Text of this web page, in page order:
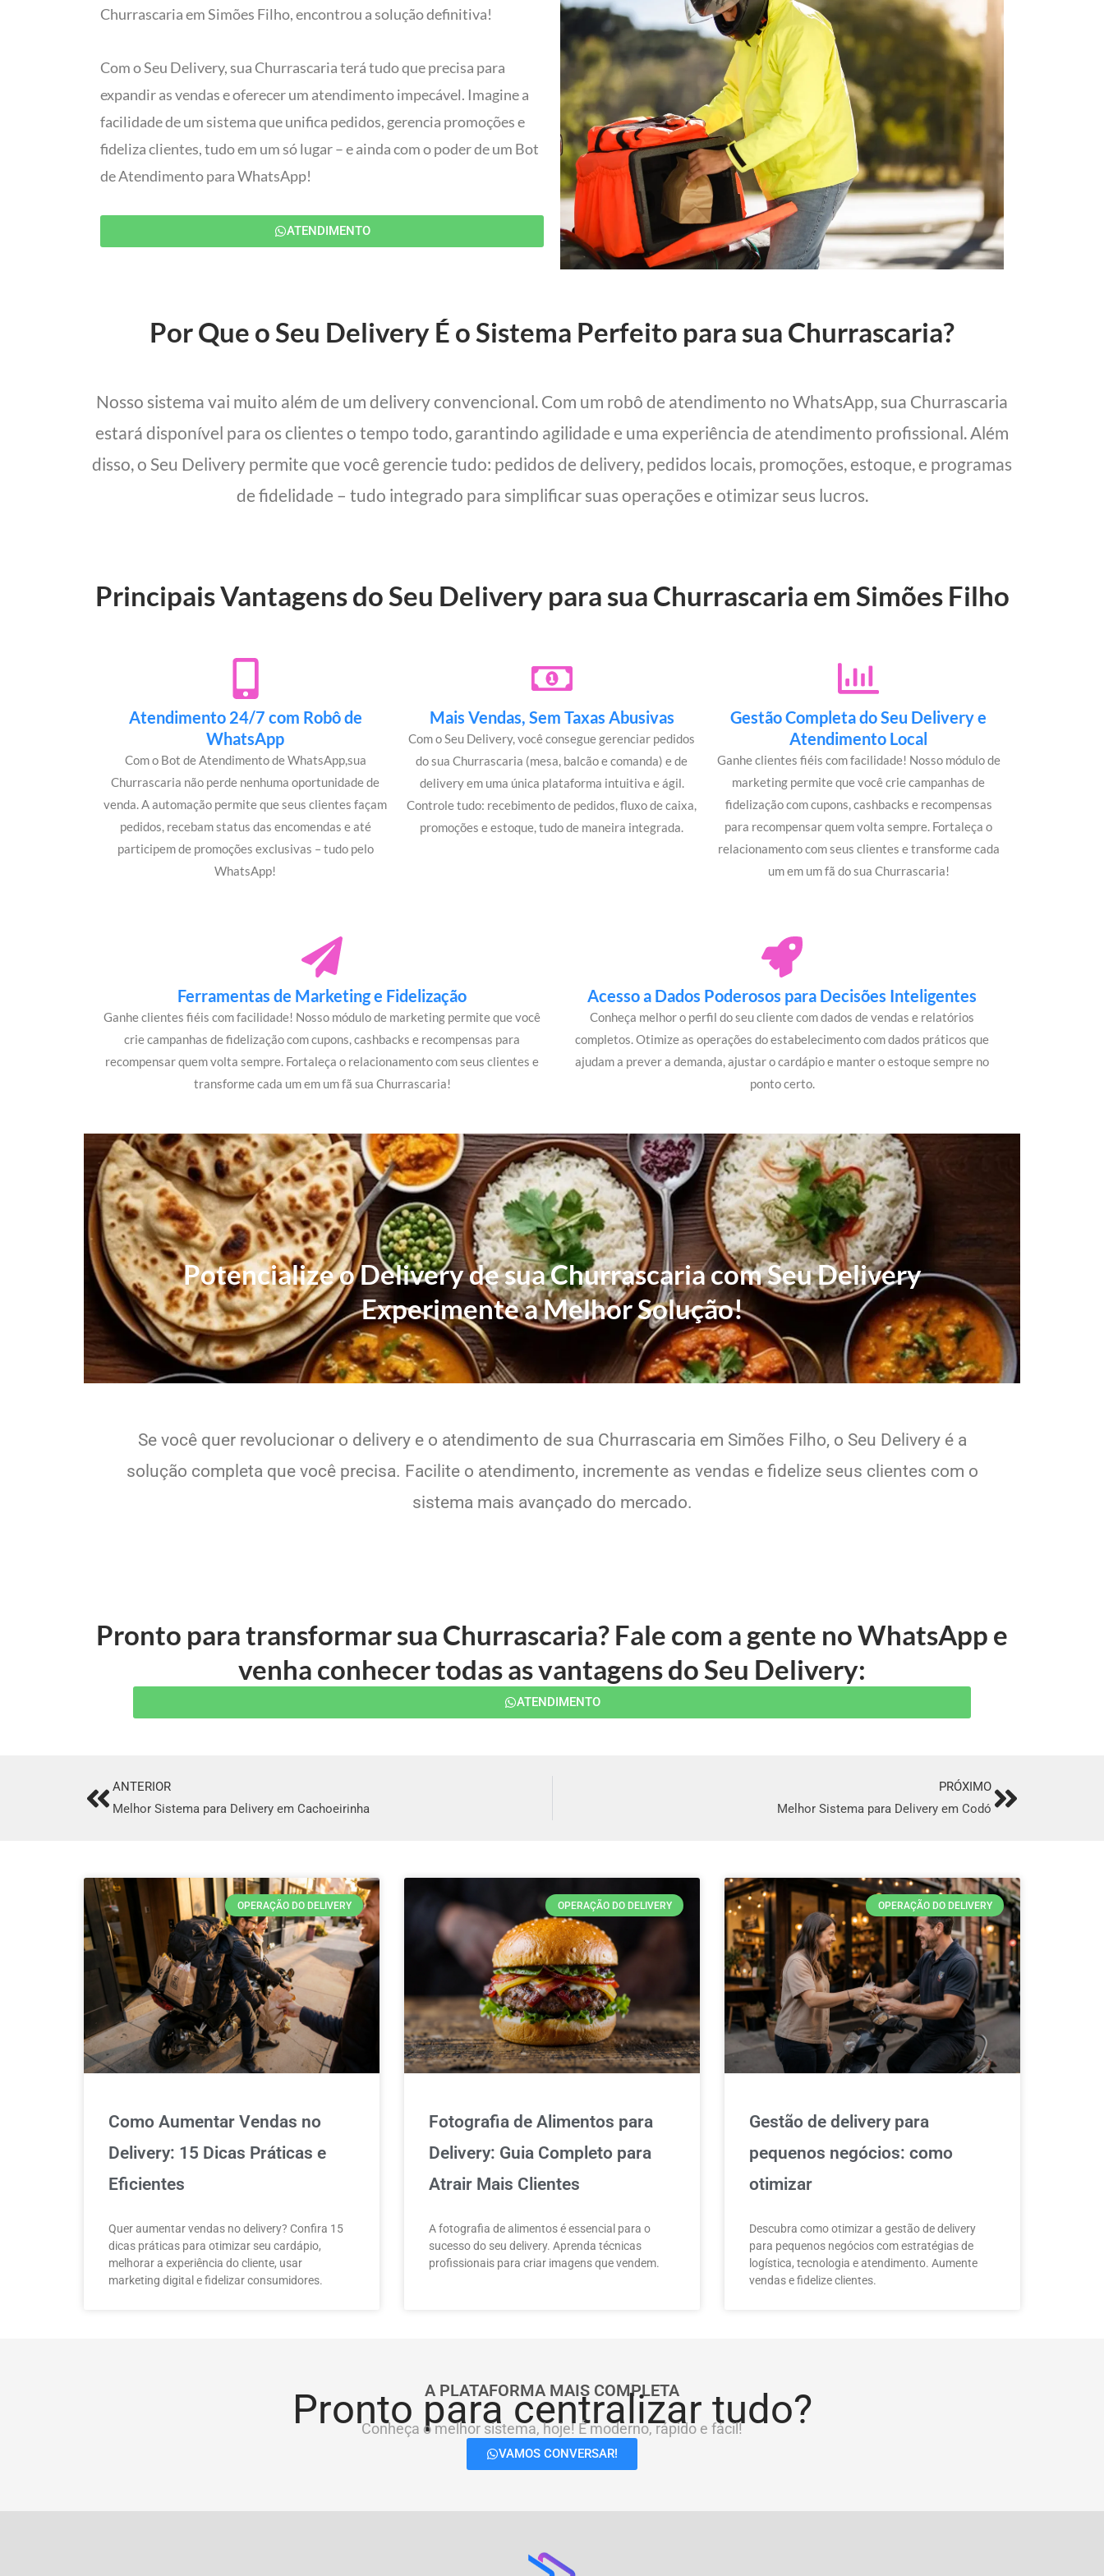
Churrascaria em Simões Filho, encontrou a solução definitiva!
Com o Seu Delivery, sua Churrascaria terá tudo que precisa para
expandir as vendas e oferecer um atendimento impecável. Imagine a
facilidade de um sistema que unifica pedidos, gerencia promoções e
fideliza clientes, tudo em um só lugar – e ainda com o poder de um Bot
de Atendimento para WhatsApp!
ATENDIMENTO
Por Que o Seu Delivery É o Sistema Perfeito para sua Churrascaria?
Nosso sistema vai muito além de um delivery convencional. Com um robô de atendimento no WhatsApp, sua Churrascaria
estará disponível para os clientes o tempo todo, garantindo agilidade e uma experiência de atendimento profissional. Além
disso, o Seu Delivery permite que você gerencie tudo: pedidos de delivery, pedidos locais, promoções, estoque, e programas
de fidelidade – tudo integrado para simplificar suas operações e otimizar seus lucros.
Principais Vantagens do Seu Delivery para sua Churrascaria em Simões Filho
Atendimento 24/7 com Robô de
WhatsApp
Com o Bot de Atendimento de WhatsApp,sua
Churrascaria não perde nenhuma oportunidade de
venda. A automação permite que seus clientes façam
pedidos, recebam status das encomendas e até
participem de promoções exclusivas – tudo pelo
WhatsApp!
Mais Vendas, Sem Taxas Abusivas
Com o Seu Delivery, você consegue gerenciar pedidos
do sua Churrascaria (mesa, balcão e comanda) e de
delivery em uma única plataforma intuitiva e ágil.
Controle tudo: recebimento de pedidos, fluxo de caixa,
promoções e estoque, tudo de maneira integrada.
Gestão Completa do Seu Delivery e
Atendimento Local
Ganhe clientes fiéis com facilidade! Nosso módulo de
marketing permite que você crie campanhas de
fidelização com cupons, cashbacks e recompensas
para recompensar quem volta sempre. Fortaleça o
relacionamento com seus clientes e transforme cada
um em um fã do sua Churrascaria!
Ferramentas de Marketing e Fidelização
Ganhe clientes fiéis com facilidade! Nosso módulo de marketing permite que você
crie campanhas de fidelização com cupons, cashbacks e recompensas para
recompensar quem volta sempre. Fortaleça o relacionamento com seus clientes e
transforme cada um em um fã sua Churrascaria!
Acesso a Dados Poderosos para Decisões Inteligentes
Conheça melhor o perfil do seu cliente com dados de vendas e relatórios
completos. Otimize as operações do estabelecimento com dados práticos que
ajudam a prever a demanda, ajustar o cardápio e manter o estoque sempre no
ponto certo.
Potencialize o Delivery de sua Churrascaria com Seu Delivery
Experimente a Melhor Solução!
Se você quer revolucionar o delivery e o atendimento de sua Churrascaria em Simões Filho, o Seu Delivery é a
solução completa que você precisa. Facilite o atendimento, incremente as vendas e fidelize seus clientes com o
sistema mais avançado do mercado.
Pronto para transformar sua Churrascaria? Fale com a gente no WhatsApp e
venha conhecer todas as vantagens do Seu Delivery:
ATENDIMENTO
PrevANTERIOR
Melhor Sistema para Delivery em Cachoeirinha
PRÓXIMO
Melhor Sistema para Delivery em Codó Next
OPERAÇÃO DO DELIVERY
Como Aumentar Vendas no
Delivery: 15 Dicas Práticas e
Eficientes
Quer aumentar vendas no delivery? Confira 15
dicas práticas para otimizar seu cardápio,
melhorar a experiência do cliente, usar
marketing digital e fidelizar consumidores.
OPERAÇÃO DO DELIVERY
Fotografia de Alimentos para
Delivery: Guia Completo para
Atrair Mais Clientes
A fotografia de alimentos é essencial para o
sucesso do seu delivery. Aprenda técnicas
profissionais para criar imagens que vendem.
OPERAÇÃO DO DELIVERY
Gestão de delivery para
pequenos negócios: como
otimizar
Descubra como otimizar a gestão de delivery
para pequenos negócios com estratégias de
logística, tecnologia e atendimento. Aumente
vendas e fidelize clientes.
A PLATAFORMA MAIS COMPLETA
Pronto para centralizar tudo?
Conheça o melhor sistema, hoje! É moderno, rápido e fácil!
VAMOS CONVERSAR!